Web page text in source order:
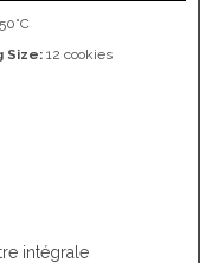
Size: 12 cookies
intégrale